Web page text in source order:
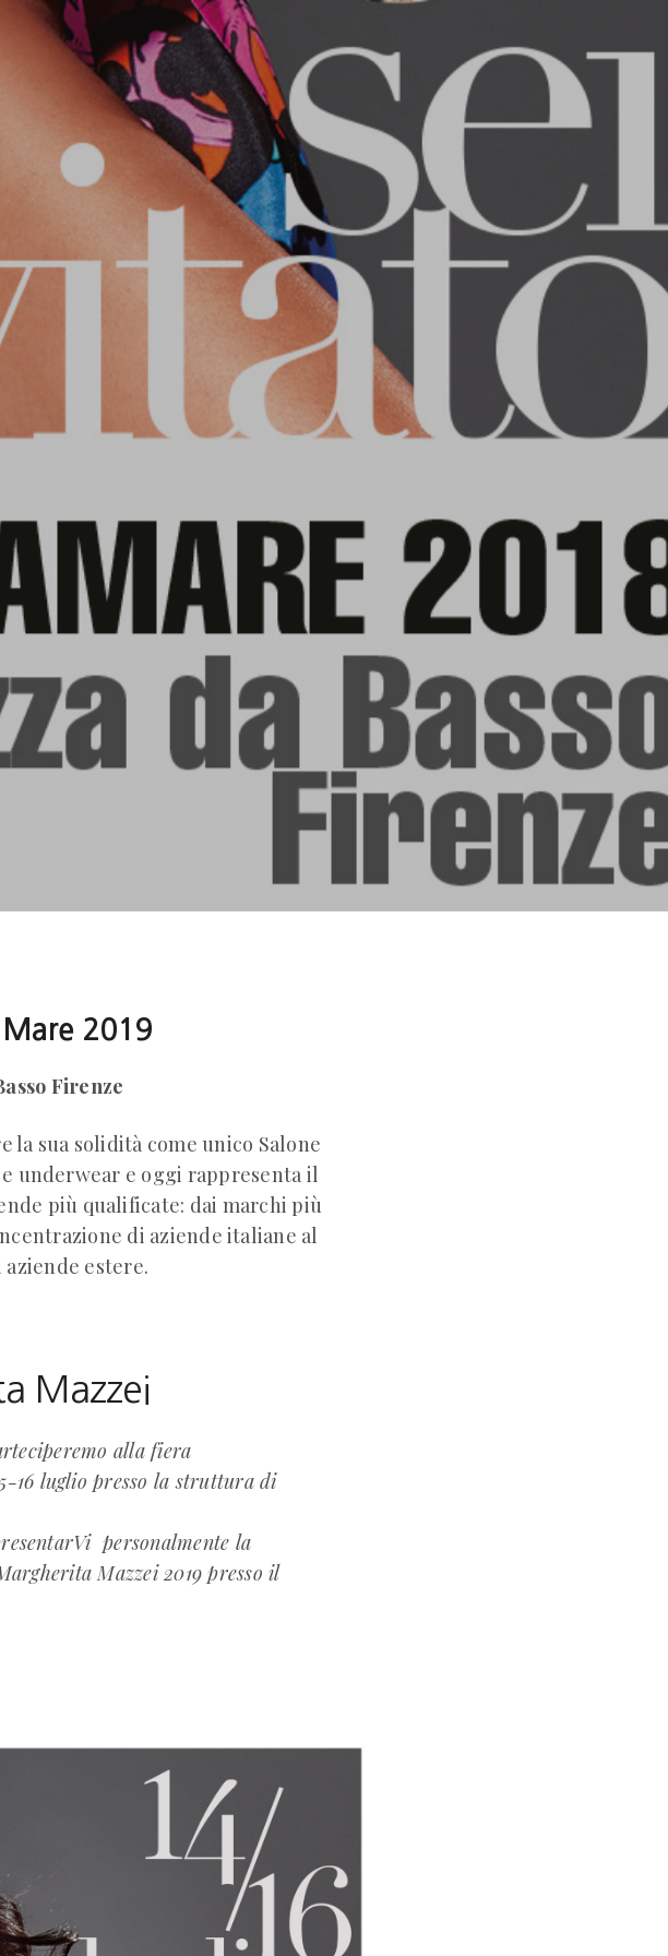
2019
Firenze
la sua solidità come unico Salone
underwear e oggi rappresenta il
più qualificate: dai marchi più
di aziende italiane al
estere.
Mazzei
alla fiera
16 luglio presso la struttura di
personalmente la
Mazzei 2019 presso il